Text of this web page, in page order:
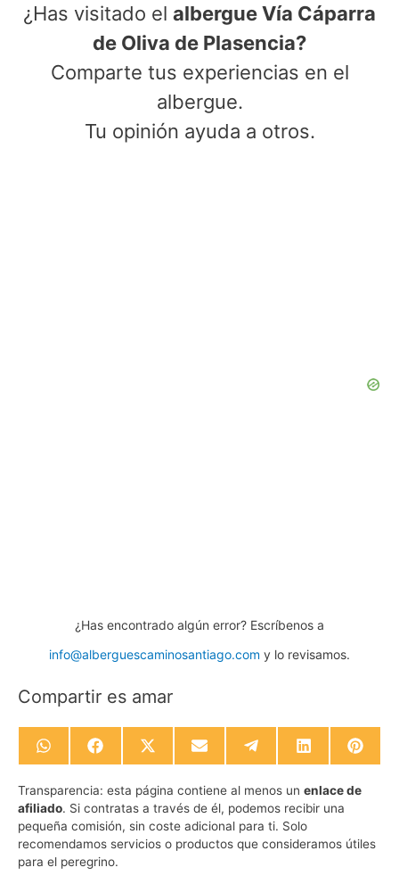
¿Has visitado el albergue Vía Cáparra
de Oliva de Plasencia?
Comparte tus experiencias en el
albergue.
Tu opinión ayuda a otros.
¿Has encontrado algún error? Escríbenos a
info@alberguescaminosantiago.com y lo revisamos.
Compartir es amar
Compartir
en
WhatsApp
Compartir
en
Facebook
Compartir
en
X
(Twitter)
Compartir
en
Email
Compartir
en
Telegram
Compartir
en
LinkedIn
en
Transparencia: esta página contiene al menos un enlace de
afiliado. Si contratas a través de él, podemos recibir una
pequeña comisión, sin coste adicional para ti. Solo
recomendamos servicios o productos que consideramos útiles
para el peregrino.